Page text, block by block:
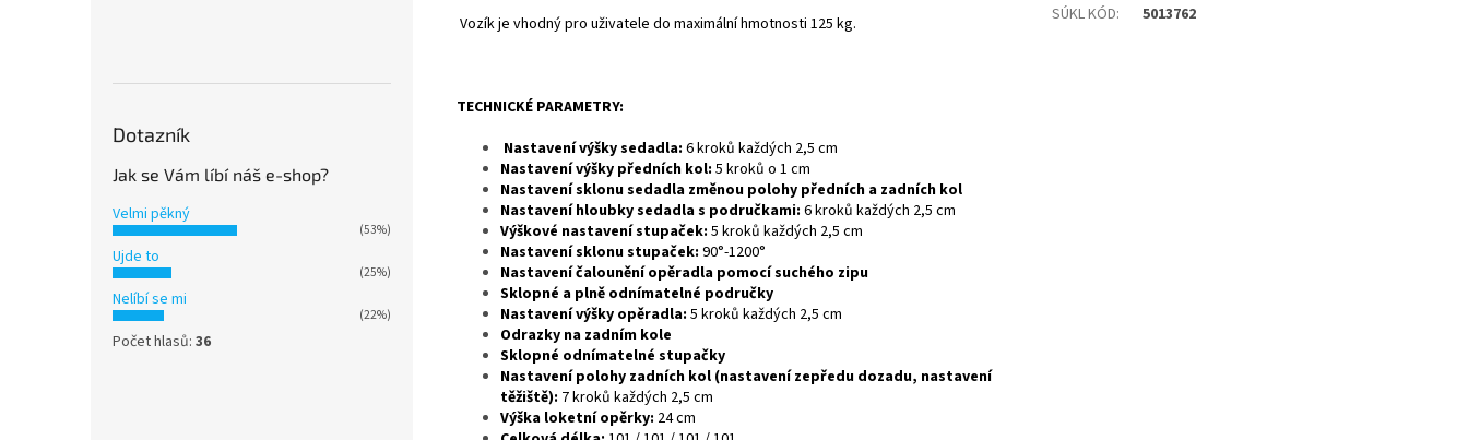
Dotazník
Jak se Vám líbí náš e-shop?
Velmi pěkný
(53%)
Ujde to
(25%)
Nelíbí se mi
(22%)
Počet hlasů: 36
Vozík je vhodný pro uživatele do maximální hmotnosti 125 kg.
TECHNICKÉ PARAMETRY:
Nastavení výšky sedadla: 6 kroků každých 2,5 cm
Nastavení výšky předních kol: 5 kroků o 1 cm
Nastavení sklonu sedadla změnou polohy předních a zadních kol
Nastavení hloubky sedadla s područkami: 6 kroků každých 2,5 cm
Výškové nastavení stupaček: 5 kroků každých 2,5 cm
Nastavení sklonu stupaček: 90°-1200°
Nastavení čalounění opěradla pomocí suchého zipu
Sklopné a plně odnímatelné područky
Nastavení výšky opěradla: 5 kroků každých 2,5 cm
Odrazky na zadním kole
Sklopné odnímatelné stupačky
Nastavení polohy zadních kol (nastavení zepředu dozadu, nastavení
těžiště): 7 kroků každých 2,5 cm
Výška loketní opěrky: 24 cm
SÚKL KÓD: 5013762